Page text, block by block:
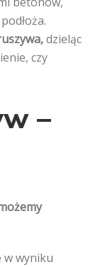
dzieląc
czy
–
w wyniku